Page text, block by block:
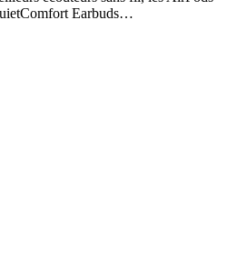
Earbuds…